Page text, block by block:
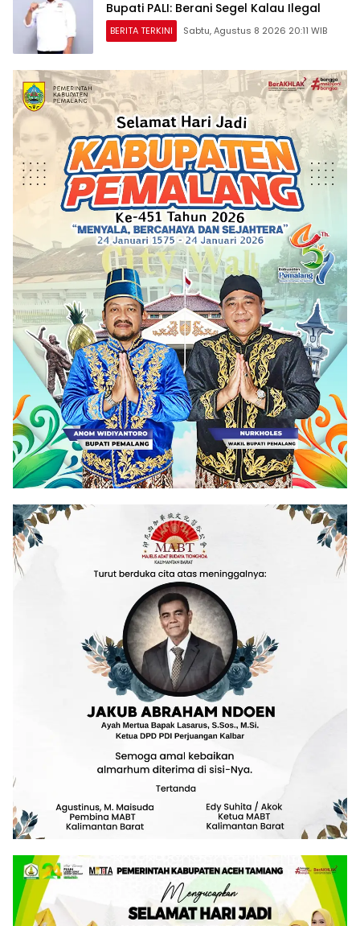
Bupati PALI: Berani Segel Kalau Ilegal
BERITA TERKINI Sabtu, Agustus 8 2026 20:11 WIB